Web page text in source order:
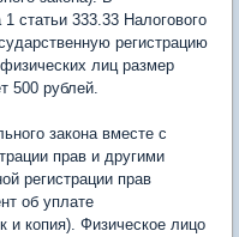
статьи 333.33 Налогового
регистрацию
лиц размер
500 рублей.
закона вместе с
прав и другими
регистрации прав
об уплате
и копия). Физическое лицо